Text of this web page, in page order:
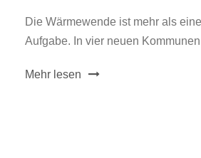
Die Wärmewende ist mehr als
Aufgabe. In vier neuen
Mehr lesen